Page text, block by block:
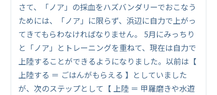
さて、「ノア」の採血をハズバンダリーでおこなう
ためには、「ノア」に限らず、浜辺に自力で上がっ
てきてもらわなければなりません。 5月にみっちり
と「ノア」とトレーニングを重ねて、現在は自力で
上陸することができるようになりました。以前は【
上陸する ＝ ごはんがもらえる 】としていました
が、次のステップとして【 上陸 ＝ 甲羅磨きや水遊